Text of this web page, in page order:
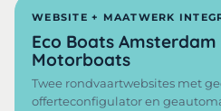
WEBSITE + MAATWERK
Eco Boats Amsterdam
Motorboats
Twee rondvaartwebsites met
offerteconfigulator en